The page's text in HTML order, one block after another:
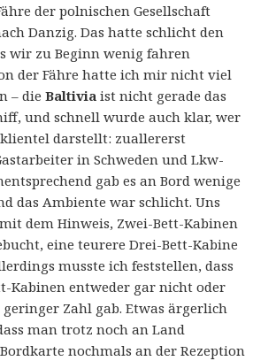
der polnischen Gesellschaft
Danzig. Das hatte schlicht den
wir zu Beginn wenig fahren
der Fähre hatte ich mir nicht viel
– dieBaltivia ist nicht gerade das
und schnell wurde auch klar, wer
darstellt: zuallererst
in Schweden und Lkw-
gab es an Bord wenige
das Ambiente war schlicht. Uns
dem Hinweis, Zwei-Bett-Kabinen
eine teurere Drei-Bett-Kabine
musste ich feststellen, dass
Kabinen entweder gar nicht oder
Zahl gab. Etwas ärgerlich
man trotz noch an Land
nochmals an der Rezeption